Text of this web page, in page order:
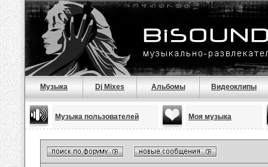
Музыка Dj Mixes Альбомы Видеоклипы
Музыка пользователей Моя музыка